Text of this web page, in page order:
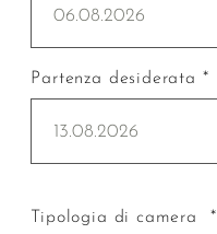
06.08.2026
Partenza desiderata *
13.08.2026
Tipologia di camera *